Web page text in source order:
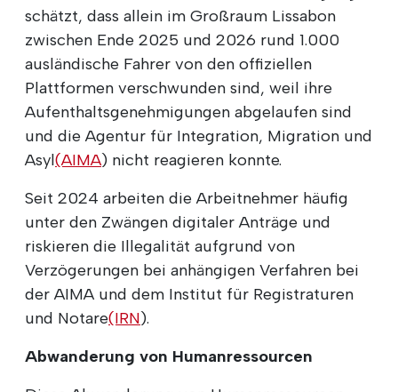
schätzt, dass allein im Großraum Lissabon
zwischen Ende 2025 und 2026 rund 1.000
ausländische Fahrer von den offiziellen
Plattformen verschwunden sind, weil ihre
Aufenthaltsgenehmigungen abgelaufen sind
und die Agentur für Integration, Migration und
Asyl(AIMA) nicht reagieren konnte.
Seit 2024 arbeiten die Arbeitnehmer häufig
unter den Zwängen digitaler Anträge und
riskieren die Illegalität aufgrund von
Verzögerungen bei anhängigen Verfahren bei
der AIMA und dem Institut für Registraturen
und Notare(IRN).
Abwanderung von Humanressourcen